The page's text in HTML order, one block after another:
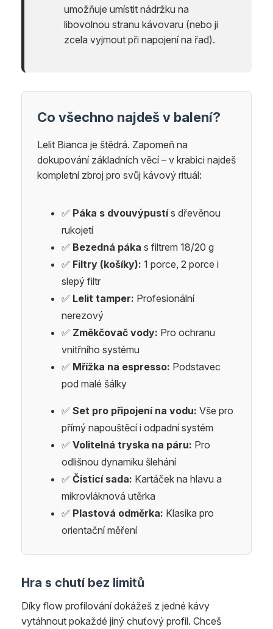
umožňuje umístit nádržku na
libovolnou stranu kávovaru (nebo ji
zcela vyjmout při napojení na řad).
Co všechno najdeš v balení?
Lelit Bianca je štědrá. Zapomeň na
dokupování základních věcí – v krabici najdeš
kompletní zbroj pro svůj kávový rituál:
✅ Páka s dvouvýpustís dřevěnou
rukojetí
✅ Bezedná páka s filtrem 18/20 g
✅ Filtry (košíky): 1 porce, 2 porce i
slepý filtr
✅ Lelit tamper: Profesionální
nerezový
✅ Změkčovač vody: Pro ochranu
vnitřního systému
✅ Mřížka na espresso: Podstavec
pod malé šálky
✅ Set pro připojení na vodu: Vše pro
přímý napouštěcí i odpadní systém
✅ Volitelná tryska na páru: Pro
odlišnou dynamiku šlehání
✅ Čisticí sada: Kartáček na hlavu a
mikrovláknová utěrka
✅ Plastová odměrka: Klasika pro
orientační měření
Hra s chutí bez limitů
Díky flow profilování dokážeš z jedné kávy
vytáhnout pokaždé jiný chuťový profil. Chceš